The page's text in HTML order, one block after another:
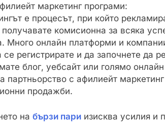
маркетинг програми:
е процесът, при който
комисионна за всяка
Много онлайн платформи и
регистрирате и да започнете да
блог, уебсайт или голямо
партньорство с афилиейт
продажби.
на бързи париизисква усилия и